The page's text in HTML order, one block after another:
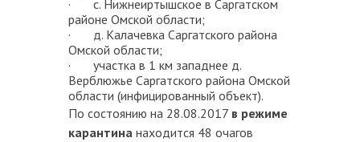
· с. Нижнеиртышское в Саргатском
районе Омской области;
· д. Калачевка Саргатского района
Омской области;
· участка в 1 км западнее д.
Верблюжье Саргатского района Омской
области (инфицированный объект).
По состоянию на 28.08.2017 в режиме
карантина находится 48 очагов